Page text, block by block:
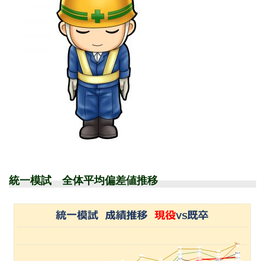
統一模試 全体平均偏差値推移